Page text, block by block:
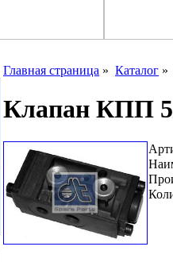
Главная страница » Каталог
Клапан КПП